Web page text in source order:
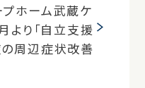
ホーム武蔵ケ
より「自立支援
周辺症状改善